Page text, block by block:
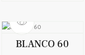
BLANCO 60